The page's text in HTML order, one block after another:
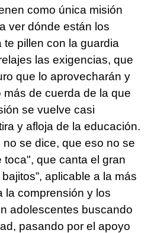
como única misión
ver dónde están los
pillen con la guardia
las exigencias, que
que lo aprovecharán y
de cuerda de la que
se vuelve casi
y afloja de la educación.
se dice, que eso no se
que canta el gran
aplicable a la más
la comprensión y los
adolescentes buscando
pasando por el apoyo